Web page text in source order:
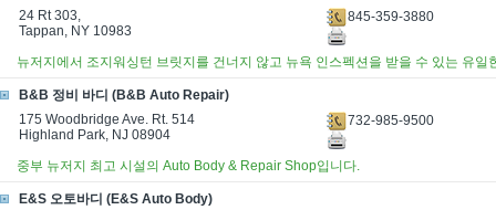
24 Rt 303,
Tappan, NY 10983
845-359-3880
뉴저지에서 조지워싱턴 브릿지를 건너지 않고 뉴욕 인스펙션을 받을 수 있는 유
B&B 정비 바디 (B&B Auto Repair)
175 Woodbridge Ave. Rt. 514
Highland Park, NJ 08904
732-985-9500
중부 뉴저지 최고 시설의 Auto Body & Repair Shop입니다.
E&S 오토바디 (E&S Auto Body)